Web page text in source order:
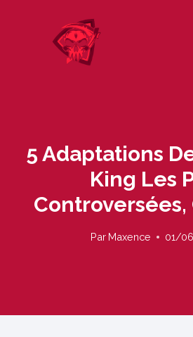
5 Adaptations
King Les
Controversées,
Par Maxence 01/